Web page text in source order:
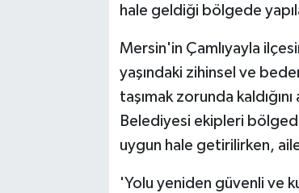
hale geldiği bölgede
Mersin'in Çamlıyayla
yaşındaki zihinsel ve
taşımak zorunda
Belediyesi ekipleri
uygun hale getirilirken,
'Yolu yeniden güvenli ve